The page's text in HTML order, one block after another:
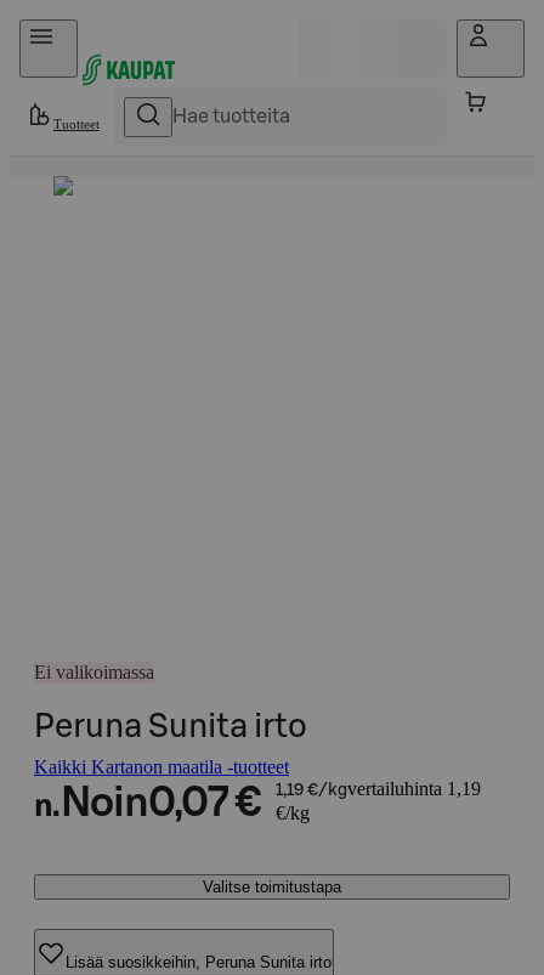
Hyppää sisältöön
Tuotteet
Ei valikoimassa
Peruna Sunita irto
Kaikki Kartanon maatila -tuotteet
n. Noin0,07 € 1,19 €/kgvertailuhinta 1,19
€/kg
Valitse toimitustapa
Lisää suosikkeihin, Peruna Sunita irto